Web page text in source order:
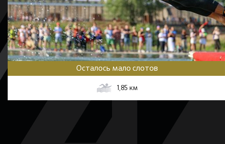
Осталось мало слотов
1,85 км